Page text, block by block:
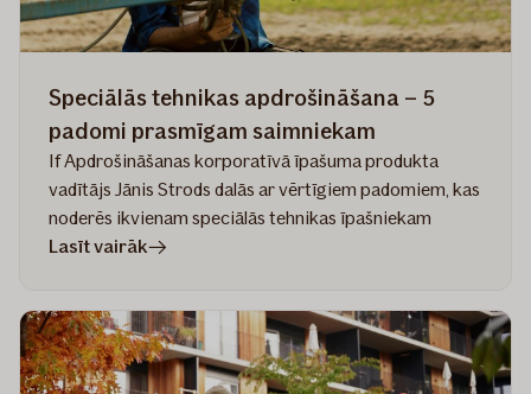
Speciālās tehnikas apdrošināšana – 5
padomi prasmīgam saimniekam
If Apdrošināšanas korporatīvā īpašuma produkta
vadītājs Jānis Strods dalās ar vērtīgiem padomiem, kas
noderēs ikvienam speciālās tehnikas īpašniekam
Lasīt vairākrakstā
apdrošināšana
–
5